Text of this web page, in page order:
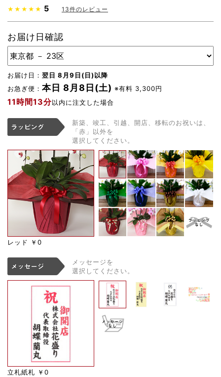
★★★★★ 5 13件のレビュー
お届け日確認
お届け日： 翌日 8月9日(日)以降
お急ぎ便： 本日 8月8日(土) ※有料 3,300円
11時間13分以内に注文した場合
新築、竣工、引越、開店、移転のお祝いは、
「赤」以外を
選択してください。
レッド ￥0
メッセージを
選択してください。
立札紙札 ￥0